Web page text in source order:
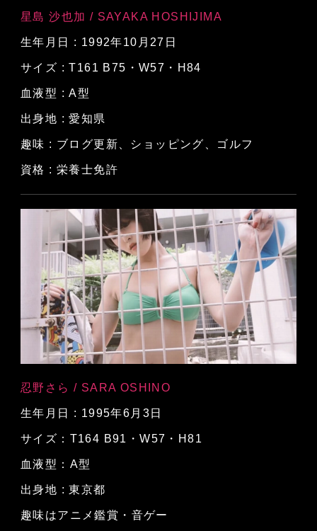
星島 沙也加 / SAYAKA HOSHIJIMA
生年月日 : 1992年10月27日
サイズ : T161 B75・W57・H84
血液型 : A型
出身地 : 愛知県
趣味 : ブログ更新、ショッピング、ゴルフ
資格 : 栄養士免許
忍野さら / SARA OSHINO
生年月日 : 1995年6月3日
サイズ：T164 B91・W57・H81
血液型：A型
出身地 : 東京都
趣味はアニメ鑑賞・音ゲー